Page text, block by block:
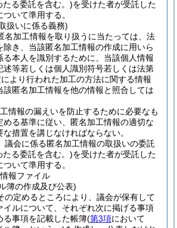
る委託を含む。)を受けた者が受託した
いて準用する。
扱いに係る義務)
名加工情報を取り扱うに当たっては、法
除き、当該匿名加工情報の作成に用いら
る本人を識別するために、当該個人情報
述等若しくは個人識別符号若しくは法第
より行われた加工の方法に関する情報
該匿名加工情報を他の情報と照合しては
情報の漏えいを防止するために必要なも
める基準に従い、匿名加工情報の適切な
措置を講じなければならない。
議会に係る匿名加工情報の取扱いの委託
る委託を含む。)を受けた者が受託した
いて準用する。
報ファイル
簿の作成及び公表)
の定めるところにより、議会が保有して
イルについて、それぞれ次に掲げる事項
る事項を記載した帳簿(第3項において